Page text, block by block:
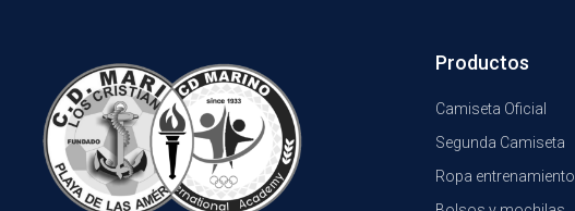
Productos
Camiseta Oficial
Segunda Camiseta
Ropa entrenamiento